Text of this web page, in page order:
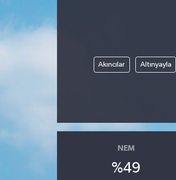
Akıncılar Altınyayla
NEM
%49
Yönetim Kurulu